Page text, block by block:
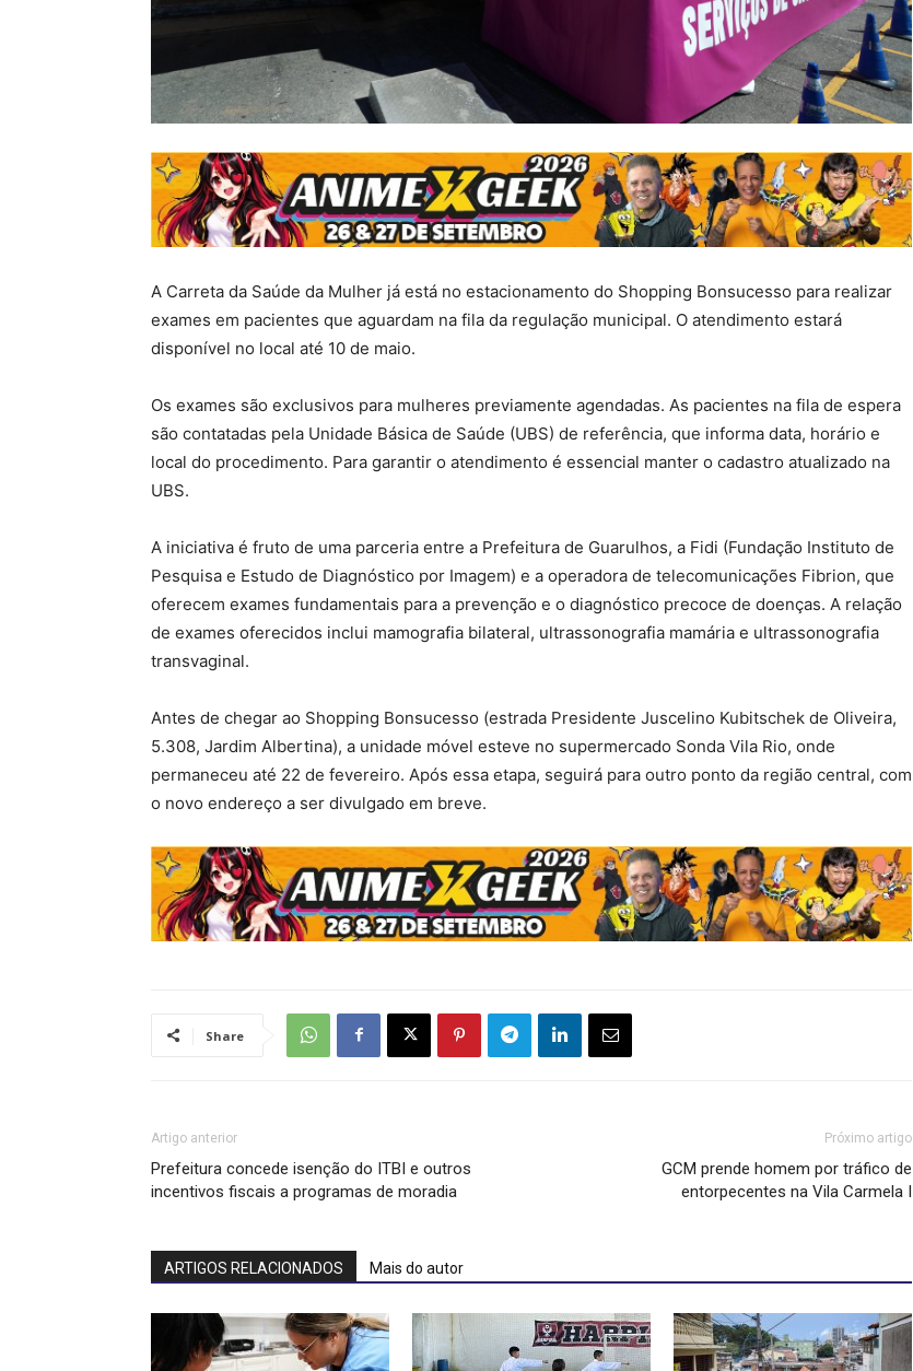
A Carreta da Saúde da Mulher já está no estacionamento do Shopping Bonsucesso para realizar
exames em pacientes que aguardam na fila da regulação municipal. O atendimento estará
disponível no local até 10 de maio.
Os exames são exclusivos para mulheres previamente agendadas. As pacientes na fila de espera
são contatadas pela Unidade Básica de Saúde (UBS) de referência, que informa data, horário e
local do procedimento. Para garantir o atendimento é essencial manter o cadastro atualizado na
UBS.
A iniciativa é fruto de uma parceria entre a Prefeitura de Guarulhos, a Fidi (Fundação Instituto de
Pesquisa e Estudo de Diagnóstico por Imagem) e a operadora de telecomunicações Fibrion, que
oferecem exames fundamentais para a prevenção e o diagnóstico precoce de doenças. A relação
de exames oferecidos inclui mamografia bilateral, ultrassonografia mamária e ultrassonografia
transvaginal.
Antes de chegar ao Shopping Bonsucesso (estrada Presidente Juscelino Kubitschek de Oliveira,
5.308, Jardim Albertina), a unidade móvel esteve no supermercado Sonda Vila Rio, onde
permaneceu até 22 de fevereiro. Após essa etapa, seguirá para outro ponto da região central, com
o novo endereço a ser divulgado em breve.
Share
Artigo anterior
Prefeitura concede isenção do ITBI e outros
incentivos fiscais a programas de moradia
Próximo artigo
GCM prende homem por tráfico de
entorpecentes na Vila Carmela I
ARTIGOS RELACIONADOS Mais do autor